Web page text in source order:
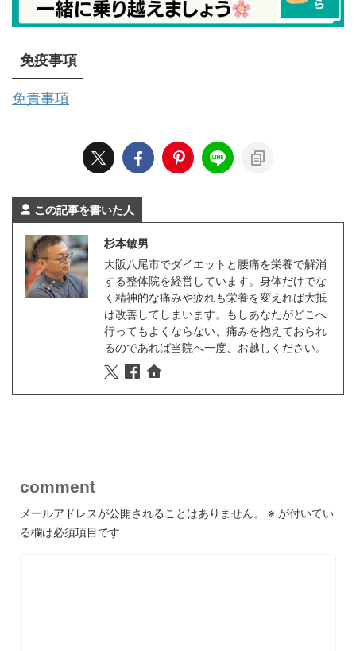
免疫事項
免責事項
この記事を書いた人
杉本敏男
大阪八尾市でダイエットと腰痛を栄養で解消
する整体院を経営しています。身体だけでな
く精神的な痛みや疲れも栄養を変えれば大抵
は改善してしまいます。もしあなたがどこへ
行ってもよくならない、痛みを抱えておられ
るのであれば当院へ一度、お越しください。
comment
メールアドレスが公開されることはありません。 ※ が付いてい
る欄は必須項目です